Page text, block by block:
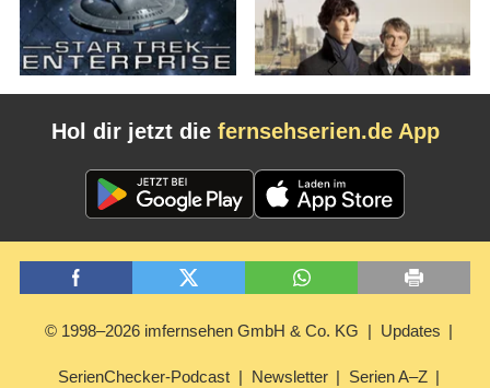
Hol dir jetzt die fernsehserien.de App
© 1998–2026 imfernsehen GmbH & Co. KG Updates
SerienChecker-Podcast Newsletter Serien A–Z